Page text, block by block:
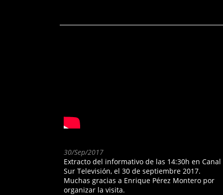
30/Sep/2017
Extracto del informativo de las 14:30h en Canal
Sur Televisión, el 30 de septiembre 2017.
Muchas gracias a Enrique Pérez Montero por
organizar la visita.